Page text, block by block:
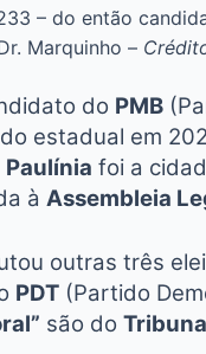
– do então
Marquinho –
do PMB
estadual em
Paulínia foi a
à Assembleia
outras três
PDT (Partido
são do